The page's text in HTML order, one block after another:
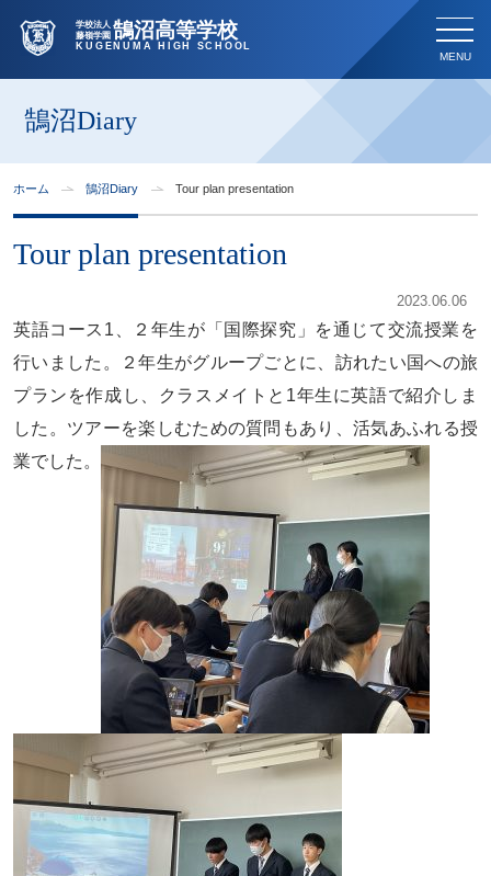
学校法人
藤嶺学園 鵠沼高等学校
KUGENUMA HIGH SCHOOL
鵠沼Diary
ホーム 鵠沼Diary Tour plan presentation
Tour plan presentation
2023.06.06
英語コース1、２年生が「国際探究」を通じて交流授業を
行いました。２年生がグループごとに、訪れたい国への旅
プランを作成し、クラスメイトと1年生に英語で紹介しま
した。ツアーを楽しむための質問もあり、活気あふれる授
業でした。